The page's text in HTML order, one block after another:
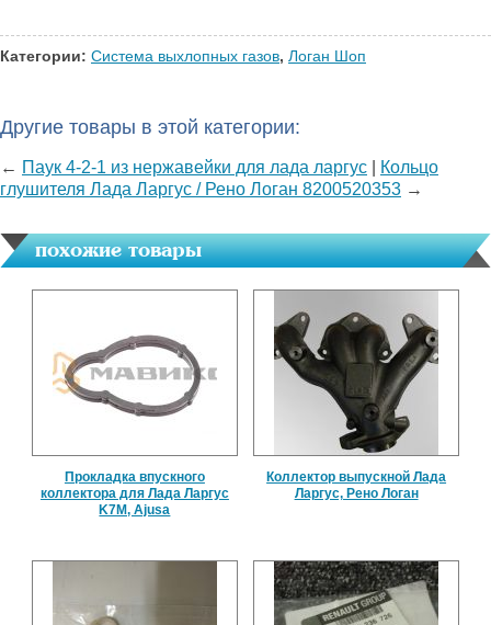
Категории: Система выхлопных газов, Логан Шоп
Другие товары в этой категории:
← Паук 4-2-1 из нержавейки для лада ларгус
Кольцо
глушителя Лада Ларгус / Рено Логан 8200520353 →
похожие товары
Прокладка впускного
коллектора для Лада Ларгус
K7M, Ajusa
Коллектор выпускной Лада
Ларгус, Рено Логан